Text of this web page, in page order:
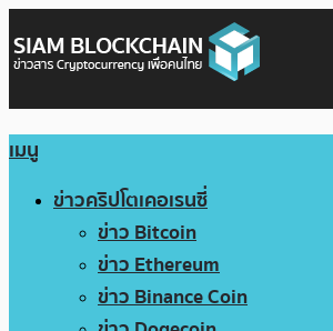
เมนู
ข่าวคริปโตเคอเรนซี่
ข่าว Bitcoin
ข่าว Ethereum
ข่าว Binance Coin